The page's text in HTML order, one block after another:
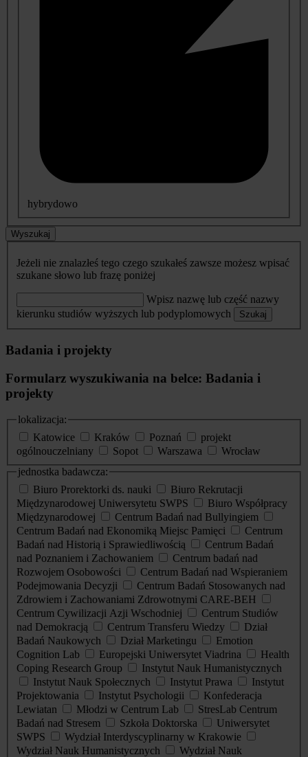
hybrydowo
Wyszukaj
Jeżeli nie znalazłeś tego czego szukałeś zawsze możesz wpisać
szukane słowo lub frazę poniżej
Wpisz nazwę lub część nazwy
kierunku studiów wyższych lub podyplomowych
Szukaj
Badania i projekty
Formularz wyszukiwania na belce: Badania i
projekty
lokalizacja:
Katowice
Kraków Poznań
projekt
ogólnouczelniany
Sopot Warszawa
Wrocław
jednostka badawcza:
Biuro Prorektorki ds. nauki
Biuro Rekrutacji
Międzynarodowej Uniwersytetu SWPS
Biuro Współpracy
Międzynarodowej
Centrum Badań nad Bullyingiem
Centrum Badań nad Ekonomiką Miejsc Pamięci
Centrum
Badań nad Historią i Sprawiedliwością
Centrum Badań
nad Poznaniem i Zachowaniem
Centrum badań nad
Rozwojem Osobowości
Centrum Badań nad Wspieraniem
Podejmowania Decyzji
Centrum Badań Stosowanych nad
Zdrowiem i Zachowaniami Zdrowotnymi CARE-BEH
Centrum Cywilizacji Azji Wschodniej
Centrum Studiów
nad Demokracją
Centrum Transferu Wiedzy
Dział
Badań Naukowych
Dział Marketingu
Emotion
Cognition Lab
Europejski Uniwersytet Viadrina
Health
Coping Research Group
Instytut Nauk Humanistycznych
Instytut Nauk Społecznych
Instytut Prawa
Instytut
Projektowania
Instytut Psychologii
Konfederacja
Lewiatan
Młodzi w Centrum Lab
StresLab Centrum
Badań nad Stresem
Szkoła Doktorska
Uniwersytet
SWPS
Wydział Interdyscyplinarny w Krakowie
Wydział Nauk Humanistycznych
Wydział Nauk